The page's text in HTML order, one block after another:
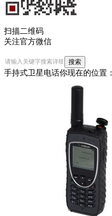
扫描二维码
关注官方微信
手持式卫星电话你现在的位置：